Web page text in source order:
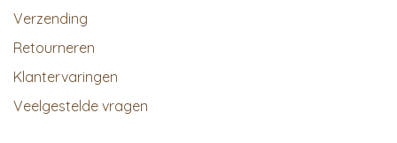
Verzending
Retourneren
Klantervaringen
Veelgestelde vragen